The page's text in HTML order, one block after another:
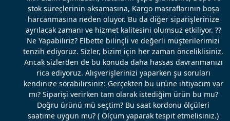
stok süreçlerinin aksamasına, Kargo masraflarının boşa
harcanmasına neden oluyor. Bu da diğer siparişlerinize
ayrılacak zamanı ve hizmet kalitesini olumsuz etkiliyor. ??
Ne Yapabiliriz? Elbette bilinçli ve değerli müşterilerimizi
tenzih ediyoruz. Sizler, bizim için her zaman önceliklisiniz.
Ancak sizlerden de bu konuda daha hassas davranmanızı
rica ediyoruz. Alışverişlerinizi yaparken şu soruları
kendinize sorabilirsiniz: Gerçekten bu ürüne ihtiyacım var
mı? Siparişi verirken tam olarak istediğim ürün bu mu?
Doğru ürünü mü seçtim? Bu saat kordonu ölçüleri
saatime uygun mu? ( Ölçüm yaparak tespit etmelisiniz.)